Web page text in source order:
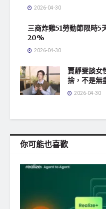
2026-04-30
三商炸雞51勞動節限時5
20%
2026-04-30
賈靜雯談女
捨，不是無
2026-04-30
你可能也喜歡